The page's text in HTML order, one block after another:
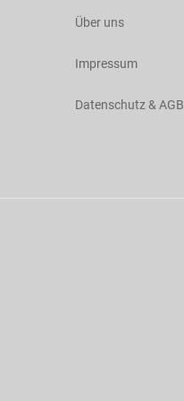
Über uns
Impressum
Datenschutz & AGB